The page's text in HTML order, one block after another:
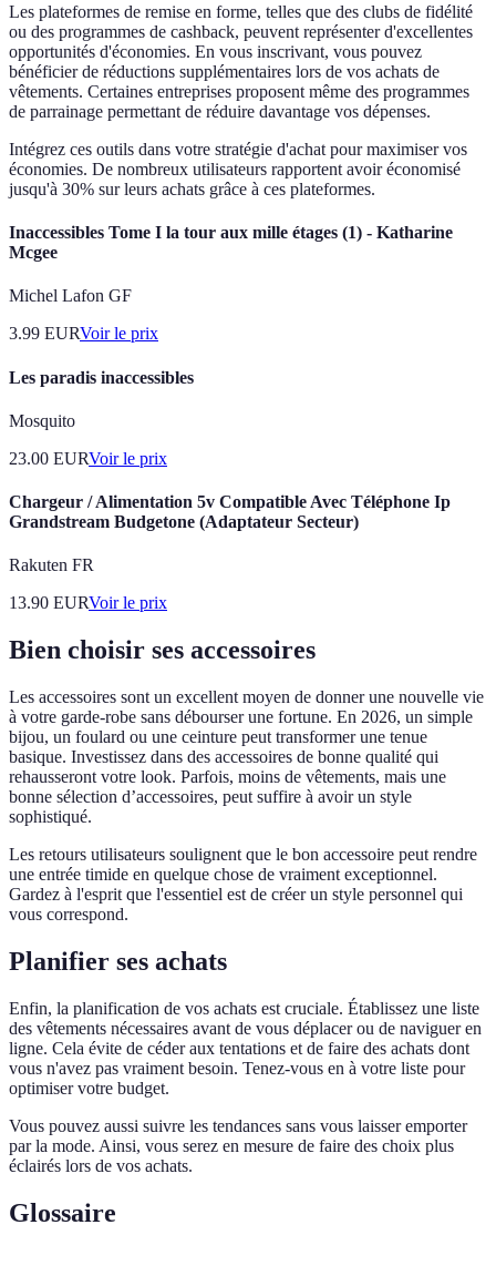
Les plateformes de remise en forme, telles que des clubs de fidélité
ou des programmes de cashback, peuvent représenter d'excellentes
opportunités d'économies. En vous inscrivant, vous pouvez
bénéficier de réductions supplémentaires lors de vos achats de
vêtements. Certaines entreprises proposent même des programmes
de parrainage permettant de réduire davantage vos dépenses.
Intégrez ces outils dans votre stratégie d'achat pour maximiser vos
économies. De nombreux utilisateurs rapportent avoir économisé
jusqu'à 30% sur leurs achats grâce à ces plateformes.
Inaccessibles Tome I la tour aux mille étages (1) - Katharine
Mcgee
Michel Lafon GF
3.99 EURVoir le prix
Les paradis inaccessibles
Mosquito
23.00 EURVoir le prix
Chargeur / Alimentation 5v Compatible Avec Téléphone Ip
Grandstream Budgetone (Adaptateur Secteur)
Rakuten FR
13.90 EURVoir le prix
Bien choisir ses accessoires
Les accessoires sont un excellent moyen de donner une nouvelle vie
à votre garde-robe sans débourser une fortune. En 2026, un simple
bijou, un foulard ou une ceinture peut transformer une tenue
basique. Investissez dans des accessoires de bonne qualité qui
rehausseront votre look. Parfois, moins de vêtements, mais une
bonne sélection d’accessoires, peut suffire à avoir un style
sophistiqué.
Les retours utilisateurs soulignent que le bon accessoire peut rendre
une entrée timide en quelque chose de vraiment exceptionnel.
Gardez à l'esprit que l'essentiel est de créer un style personnel qui
vous correspond.
Planifier ses achats
Enfin, la planification de vos achats est cruciale. Établissez une liste
des vêtements nécessaires avant de vous déplacer ou de naviguer en
ligne. Cela évite de céder aux tentations et de faire des achats dont
vous n'avez pas vraiment besoin. Tenez-vous en à votre liste pour
optimiser votre budget.
Vous pouvez aussi suivre les tendances sans vous laisser emporter
par la mode. Ainsi, vous serez en mesure de faire des choix plus
éclairés lors de vos achats.
Glossaire